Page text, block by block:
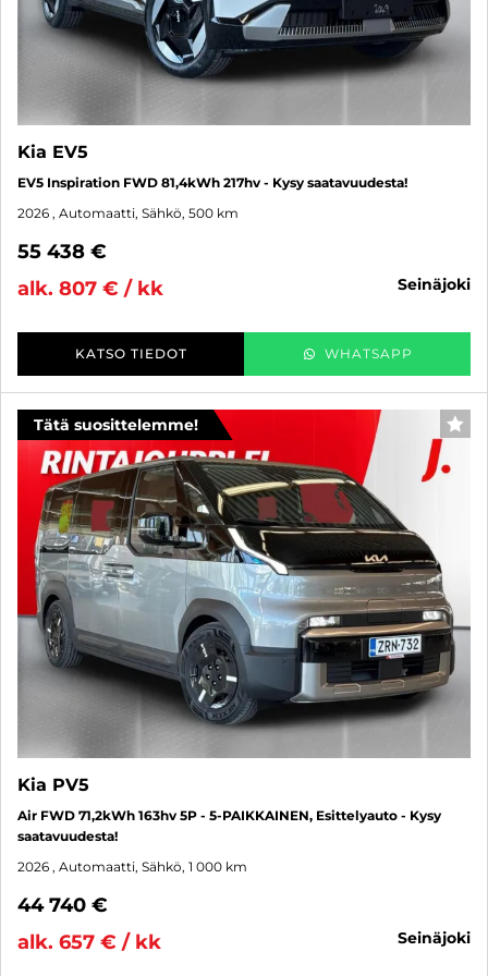
Kia EV5
EV5 Inspiration FWD 81,4kWh 217hv - Kysy saatavuudesta!
2026 , Automaatti, Sähkö, 500 km
55 438 €
alk. 807 € / kk
seinäjoki
KATSO TIEDOT WHATSAPP
Tätä suosittelemme!
Kia PV5
Air FWD 71,2kWh 163hv 5P - 5-PAIKKAINEN, Esittelyauto - Kysy
saatavuudesta!
2026 , Automaatti, Sähkö, 1 000 km
44 740 €
alk. 657 € / kk
seinäjoki